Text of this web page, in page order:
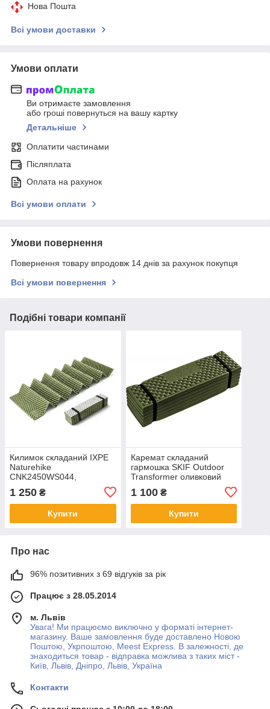
Нова Пошта
Всі умови доставки
Умови оплати
Ви отримаєте замовлення
або гроші повернуться на вашу картку
Детальніше
Оплатити частинами
Післяплата
Оплата на рахунок
Всі умови оплати
Умови повернення
Повернення товару впродовж 14 днів за рахунок покупця
Всі умови повернення
Подібні товари компанії
Килимок складаний IXPE
Naturehike
CNK2450WS044,
195x60х1,8 см, оливковий
зелений
1 250 ₴
Купити
Каремат складаний
гармошка SKIF Outdoor
Transformer оливковий
1 100₴
Купити
Про нас
96% позитивних з 69 відгуків за рік
Працює з 28.05.2014
м. Львів
Увага! Ми працюємо виключно у форматі інтернет-
магазину. Ваше замовлення буде доставлено Новою
Поштою, Укрпоштою, Meest Express. В залежності, де
знаходиться товар - відправка можлива з таких міст -
Київ, Львів, Дніпро, Львів, Україна
Контакти